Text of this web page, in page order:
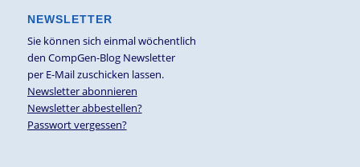
NEWSLETTER
Sie können sich einmal wöchentlich
den CompGen-Blog Newsletter
per E-Mail zuschicken lassen.
Newsletter abonnieren
Newsletter abbestellen?
Passwort vergessen?